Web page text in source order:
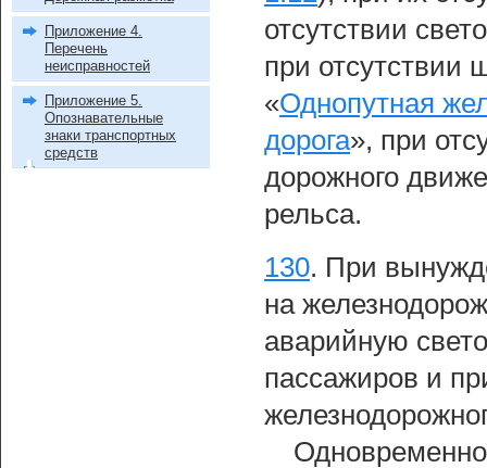
отсутствии
при отсутствии
«Однопутная
дорога», при
дорожного
рельса.
130. При
на
аварийную
пассажиров и
Приложение 4.
Перечень
неисправностей
Приложение 5.
Опознавательные
знаки транспортных
средств